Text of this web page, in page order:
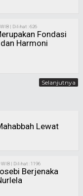
WIB | Dilihat : 626
Fondasi
Harmoni
Selanjutnya
Lewat
WIB | Dilihat : 1196
Berjenaka